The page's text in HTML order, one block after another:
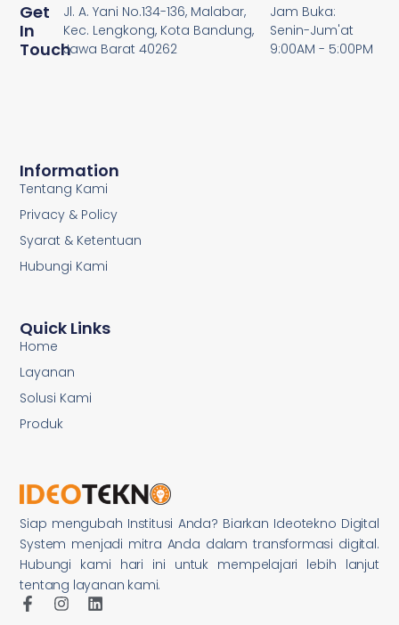
Siap mengubah Institusi Anda? Biarkan Ideotekno Digital
System menjadi mitra Anda dalam transformasi digital.
Hubungi kami hari ini untuk mempelajari lebih lanjut
tentang layanan kami.
Information
Tentang Kami
Privacy & Policy
Syarat & Ketentuan
Hubungi Kami
Quick Links
Home
Layanan
Solusi Kami
Produk
Get
In
Touch
Jl. A. Yani No.134-136, Malabar,
Kec. Lengkong, Kota Bandung,
Jawa Barat 40262
Jam Buka:
Senin-Jum'at
9:00AM - 5:00PM